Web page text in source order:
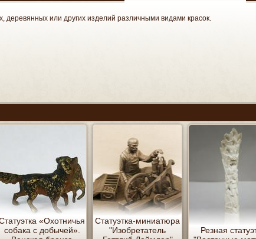
деревянных или других изделий различными видами красок.
«Охотничья
собака с добычей».
Статуэтка-миниатюра
"Изобретатель
Резная